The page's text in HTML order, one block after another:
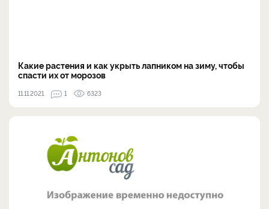
Какие растения и как укрыть лапником на зиму, чтобы
спасти их от морозов
11.11.2021 1 6323